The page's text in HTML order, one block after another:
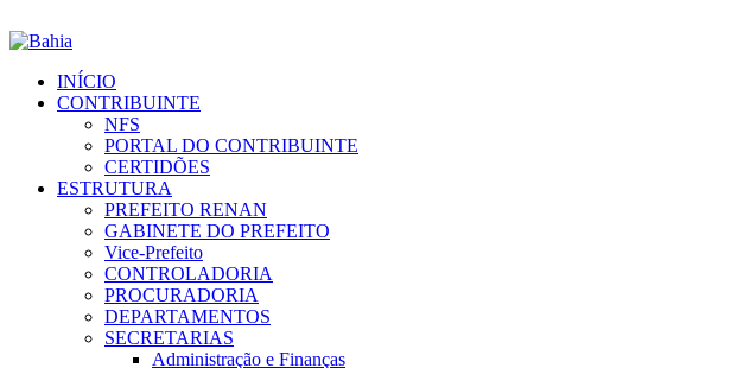
INÍCIO
CONTRIBUINTE
NFS
PORTAL DO CONTRIBUINTE
CERTIDÕES
ESTRUTURA
PREFEITO RENAN
GABINETE DO PREFEITO
Vice-Prefeito
CONTROLADORIA
PROCURADORIA
DEPARTAMENTOS
SECRETARIAS
Administração e Finanças